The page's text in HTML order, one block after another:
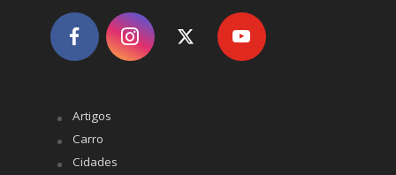
Artigos
Carro
Cidades